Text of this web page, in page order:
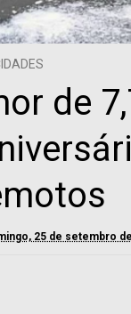
de
25 de setembro